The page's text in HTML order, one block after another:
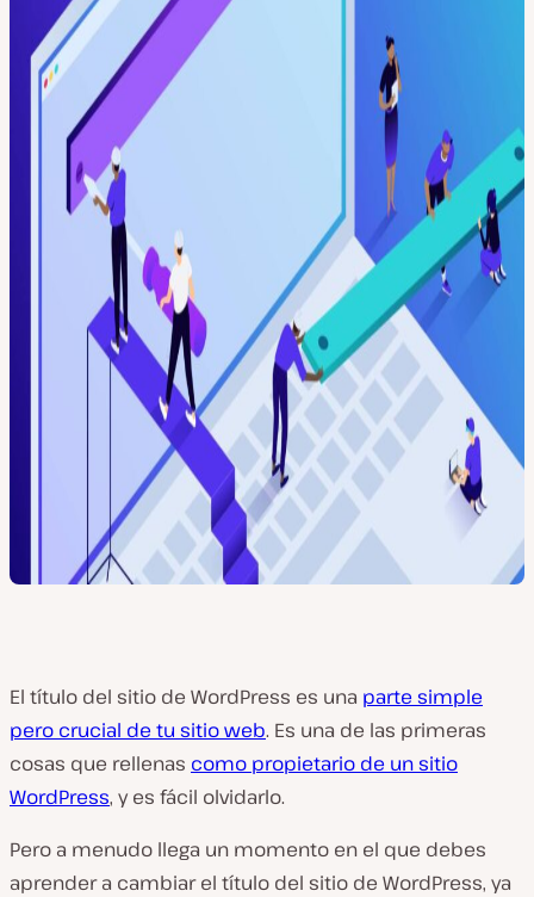
El título del sitio de WordPress es una parte simple
pero crucial de tu sitio web. Es una de las primeras
cosas que rellenas como propietario de un sitio
WordPress, y es fácil olvidarlo.
Pero a menudo llega un momento en el que debes
aprender a cambiar el título del sitio de WordPress, ya